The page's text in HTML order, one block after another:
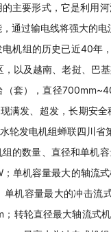
主要形式，它是利用
通过输电线将强大的电
电机组的历史已近40年
，以及越南、老挝、巴
（套），直径
满发、超发，长期安
轮发电机组蝉联四川省
的数量、直径和单机
单机容量最大的轴流式
单机容量最大的冲击流
转轮直径最大轴流式